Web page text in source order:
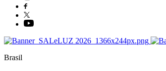
Brasil